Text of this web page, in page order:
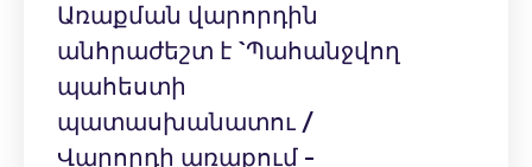
Առաքման վարորդին
անհրաժեշտ է `Պահանջվող
պահեստի
պատասխանատու /
Վարորդի առաքում -